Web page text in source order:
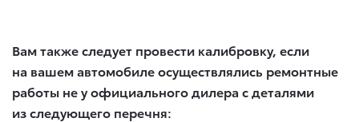
Вам также следует провести калибровку, если
на вашем автомобиле осуществлялись ремонтные
работы не у официального дилера с деталями
из следующего перечня: